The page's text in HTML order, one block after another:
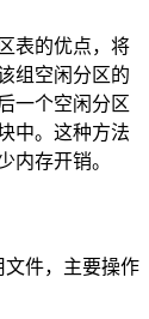
表的优点，将
组空闲分区的
一个空闲分区
中。这种方法
内存开销。
文件，主要操作